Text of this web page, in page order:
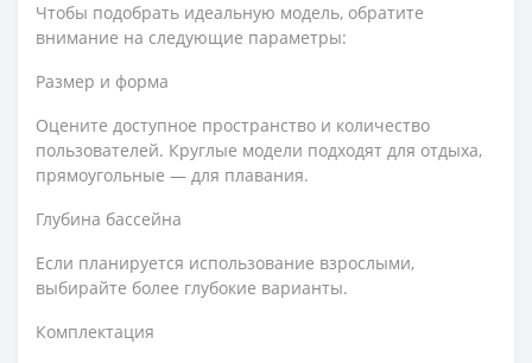
Чтобы подобрать идеальную модель, обратите
внимание на следующие параметры:
Размер и форма
Оцените доступное пространство и количество
пользователей. Круглые модели подходят для отдыха,
прямоугольные — для плавания.
Глубина бассейна
Если планируется использование взрослыми,
выбирайте более глубокие варианты.
Комплектация